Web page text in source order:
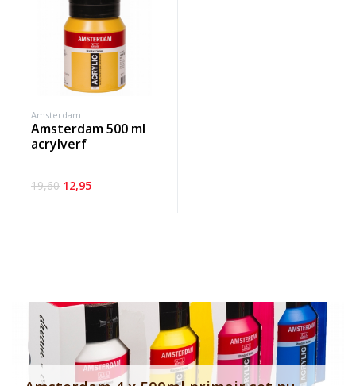
Amsterdam
amsterdam 500 ml
acrylverf
19,60 12,95
Banner row 2